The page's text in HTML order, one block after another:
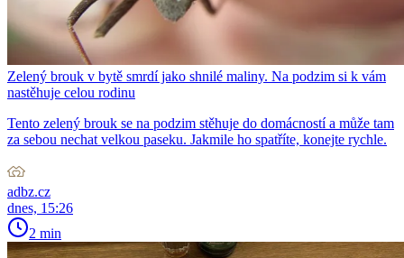
Zelený brouk v bytě smrdí jako shnilé maliny. Na podzim si k vám
nastěhuje celou rodinu
Tento zelený brouk se na podzim stěhuje do domácností a může tam
za sebou nechat velkou paseku. Jakmile ho spatříte, konejte rychle.
adbz.cz
dnes, 15:26
2 min